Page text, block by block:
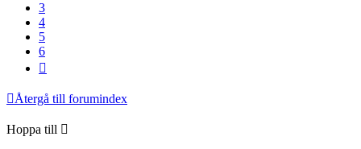
3
4
5
6
Återgå till forumindex
Hoppa till